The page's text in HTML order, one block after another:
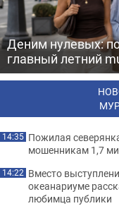
Деним нулевых:
главный летний
14:35 Пожилая
мошенникам 1,7
14:22 Вместо
океанариуме
любимца публики